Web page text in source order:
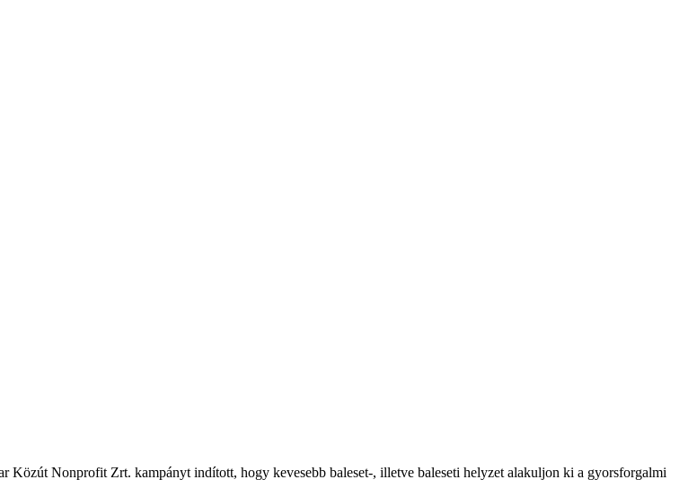
Közút Nonprofit Zrt. kampányt indított, hogy kevesebb baleset-, illetve baleseti helyzet alakuljon ki a gyorsforgalmi